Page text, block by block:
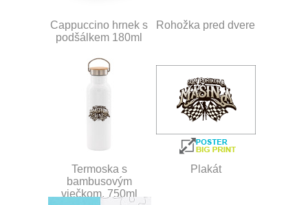
Cappuccino hrnek s
podšálkem 180ml
Rohožka pred dvere
Termoska s
bambusovým
viečkom, 750ml
Plakát